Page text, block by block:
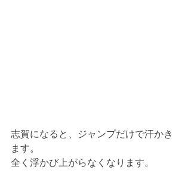
志賀になると、ジャンプだけで汗かき
ます。
全く浮かび上がらなくなります。